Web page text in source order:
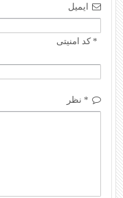
ایمیل
* کد امنیتی
* نظر